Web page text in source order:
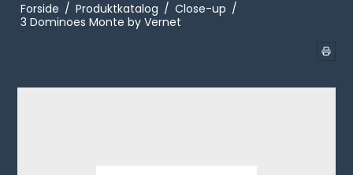
Forside / Produktkatalog / Close-up /
3 Dominoes Monte by Vernet